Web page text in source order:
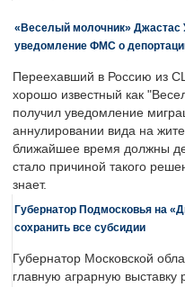
«Веселый молочник» Джастас
уведомление ФМС о
Переехавший в Россию из
хорошо известный как
получил уведомление
аннулировании вида на
ближайшее время должны
стало причиной такого
знает.
Губернатор Подмосковья на
сохранить все субсидии
Губернатор Московской
главную аграрную